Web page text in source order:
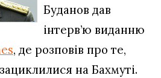
Буданов дав
інтерв’ю виданню
, де розповів про те,
на Бахмуті.